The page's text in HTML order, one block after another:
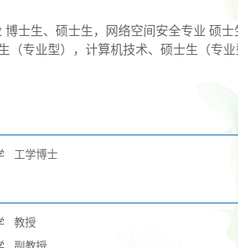
博士生、硕士生，网络空间安全专业 硕士
（专业型）， 计算机技术、硕士生（专业
工学博士
教授